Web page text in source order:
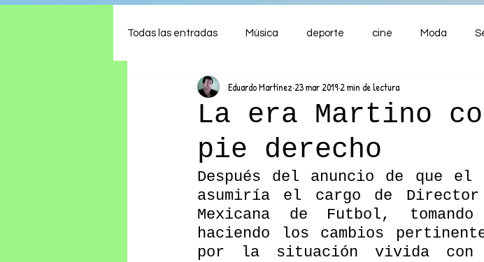
Todas las entradas Música deporte cine Moda
Shows Comida ENTRETENIMIENTO
Ambiente Hogar Finanzas
La era Martino
pie derecho
Eduardo Martínez 23 mar 2019 2 min de lectura
Después del anuncio de que el
asumiría el cargo de
Mexicana de Futbol,
haciendo los cambios
por la situación vivida con